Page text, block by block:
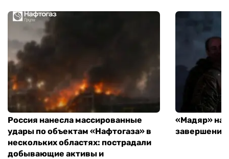
Россия нанесла массированные
удары по объектам «Нафтогаза» в
нескольких областях: пострадали
добывающие активы и
«Мадяр»